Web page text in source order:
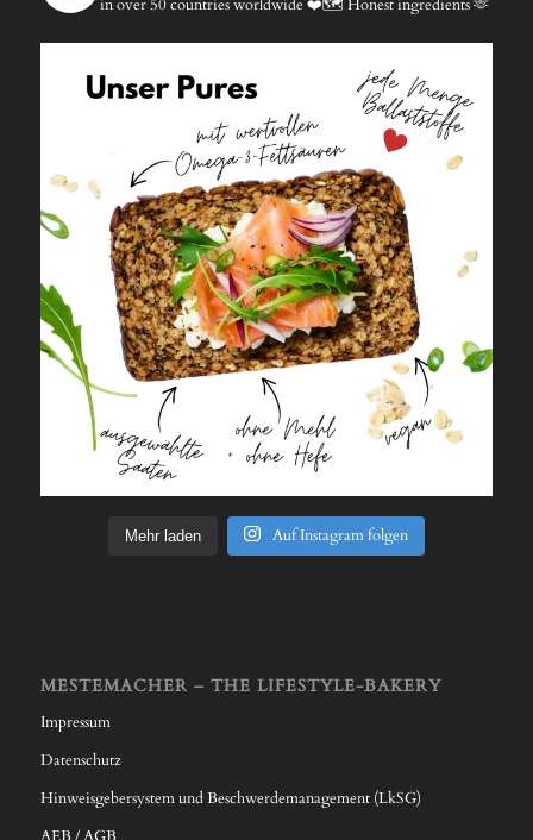
in over 50 countries worldwide ❤️🗺️ Honest ingredients 🫶
Mehr laden Auf Instagram folgen
MESTEMACHER – THE LIFESTYLE-BAKERY
Impressum
Datenschutz
Hinweisgebersystem und Beschwerdemanagement (LkSG)